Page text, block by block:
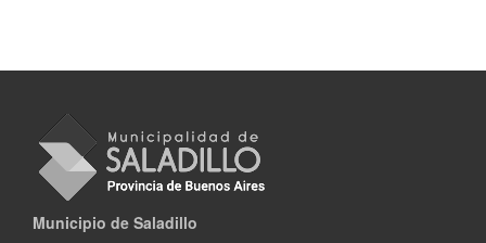
Municipio de Saladillo